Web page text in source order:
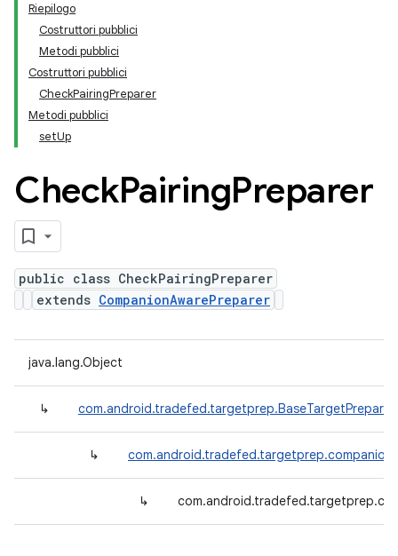
Riepilogo
Costruttori pubblici
Metodi pubblici
Costruttori pubblici
CheckPairingPreparer
Metodi pubblici
setUp
CheckPairingPreparer
public class CheckPairingPreparer
extends CompanionAwarePreparer
java.lang.Object
↳ com.android.tradefed.targetprep.BaseTargetPreparer
↳
↳